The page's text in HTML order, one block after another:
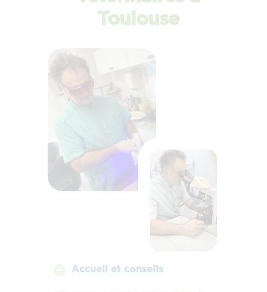
Toulouse
Accueil et conseils